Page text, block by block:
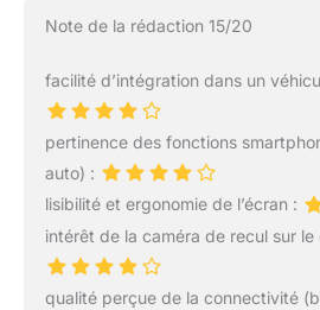
Note de la rédaction 15/20
facilité d’intégration dans un
pertinence des fonctions
auto) :
lisibilité et ergonomie de l’écran :
intérêt de la caméra de recul sur le
qualité perçue de la connectivité